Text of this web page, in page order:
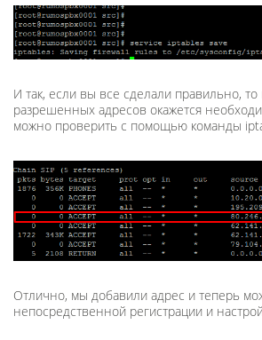
И так, если вы все сделали правильно, то
разрешенных адресов окажется
можно проверить с помощью команды
Отлично, мы добавили адрес и теперь
непосредственной регистрации и